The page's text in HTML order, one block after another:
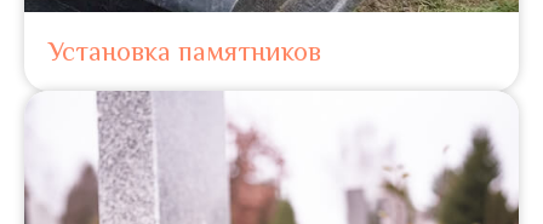
Установка памятников